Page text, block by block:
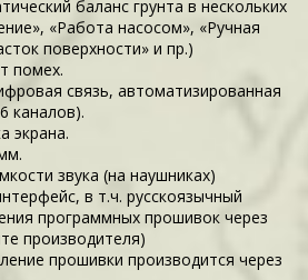
баланс грунта в нескольких
«Работа насосом», «Ручная
поверхности» и пр.)
помех.
связь, автоматизированная
каналов).
экрана.
звука (на наушниках)
в т.ч. русскоязычный
программных прошивок через
производителя)
прошивки производится через